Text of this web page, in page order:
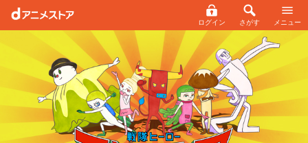
ログイン さがす メニュー